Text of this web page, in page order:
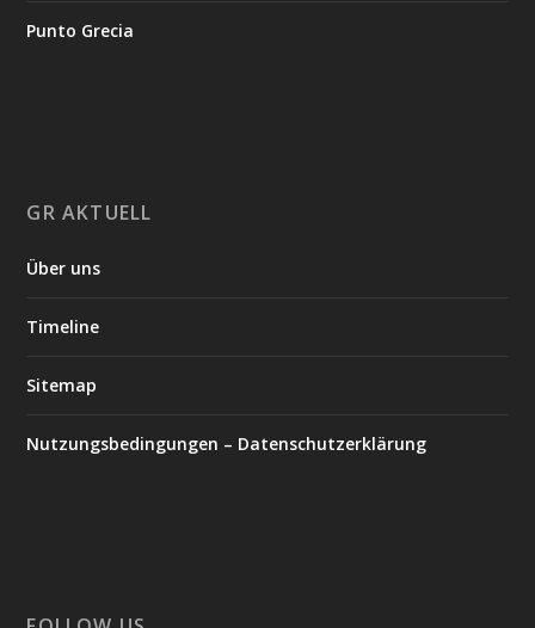
Punto Grecia
GR AKTUELL
Über uns
Timeline
Sitemap
Nutzungsbedingungen – Datenschutzerklärung